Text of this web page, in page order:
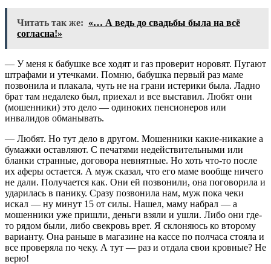
Читать так же: «… А ведь до свадьбы была на всё
согласна!»
— У меня к бабушке все ходят и газ проверит норовят. Пугают
штрафами и утечками. Помню, бабушка первый раз маме
позвонила и плакала, чуть не на грани истерики была. Ладно
брат там недалеко был, приехал и все выставил. Любят они
(мошенники) это дело — одиноких пенсионеров или
инвалидов обманывать.
— Любят. Но тут дело в другом. Мошенники какие-никакие а
бумажки оставляют. С печатями недействительными или
бланки странные, договора невнятные. Но хоть что-то после
их аферы остается. А муж сказал, что его маме вообще ничего
не дали. Получается как. Они ей позвонили, она поговорила и
ударилась в панику. Сразу позвонила нам, муж пока чеки
искал — ну минут 15 от силы. Нашел, маму набрал — а
мошенники уже пришли, деньги взяли и ушли. Либо они где-
то рядом были, либо свекровь врет. Я склоняюсь ко второму
варианту. Она раньше в магазине на кассе по полчаса стояла и
все проверяла по чеку. А тут — раз и отдала свои кровные? Не
верю!